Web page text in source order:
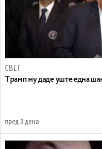
СВЕТ
Tрамп му даде уште една
пред 3 дена